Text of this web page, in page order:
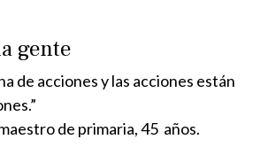
gente
de acciones y las acciones están
de primaria, 45 años.